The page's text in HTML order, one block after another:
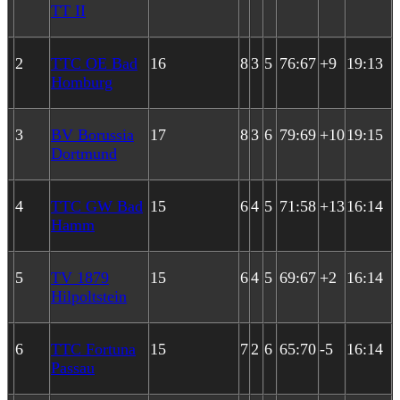
TT II
2
TTC OE Bad
Homburg
16 83 5 76:67 +9 19:13
3
BV Borussia
Dortmund
17 83 6 79:69 +1019:15
4
TTC GW Bad
Hamm
15 64 5 71:58 +1316:14
5
TV 1879
Hilpoltstein
15 64 5 69:67 +2 16:14
6
TTC Fortuna
Passau
15 72 6 65:70 -5 16:14